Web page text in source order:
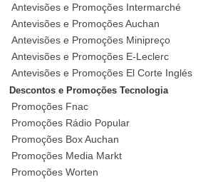
Antevisões e Promoções Intermarché
Antevisões e Promoções Auchan
Antevisões e Promoções Minipreço
Antevisões e Promoções E-Leclerc
Antevisões e Promoções El Corte Inglés
Descontos e Promoções Tecnologia
Promoções Fnac
Promoções Rádio Popular
Promoções Box Auchan
Promoções Media Markt
Promoções Worten